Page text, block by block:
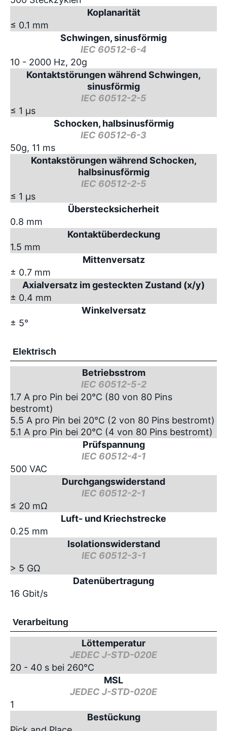
Koplanarität
≤ 0.1 mm
Schwingen, sinusförmig
IEC 60512-6-4
10 - 2000 Hz, 20g
Kontaktstörungen während Schwingen,
sinusförmig
IEC 60512-2-5
≤ 1 µs
Schocken, halbsinusförmig
IEC 60512-6-3
50g, 11 ms
Kontakstörungen während Schocken,
halbsinusförmig
IEC 60512-2-5
≤ 1 µs
Überstecksicherheit
0.8 mm
Kontaktüberdeckung
1.5 mm
Mittenversatz
± 0.7 mm
Axialversatz im gesteckten Zustand (x/y)
± 0.4 mm
Winkelversatz
± 5°
Elektrisch
Betriebsstrom
IEC 60512-5-2
1.7 A pro Pin bei 20°C (80 von 80 Pins
bestromt)
5.5 A pro Pin bei 20°C (2 von 80 Pins bestromt)
5.1 A pro Pin bei 20°C (4 von 80 Pins bestromt)
Prüfspannung
IEC 60512-4-1
500 VAC
Durchgangswiderstand
IEC 60512-2-1
≤ 20 mΩ
Luft- und Kriechstrecke
0.25 mm
Isolationswiderstand
IEC 60512-3-1
> 5 GΩ
Datenübertragung
16 Gbit/s
Verarbeitung
Löttemperatur
JEDEC J-STD-020E
20 - 40 s bei 260°C
MSL
JEDEC J-STD-020E
1
Bestückung